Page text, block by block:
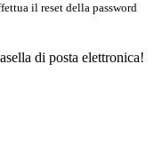
il reset della password
di posta elettronica!